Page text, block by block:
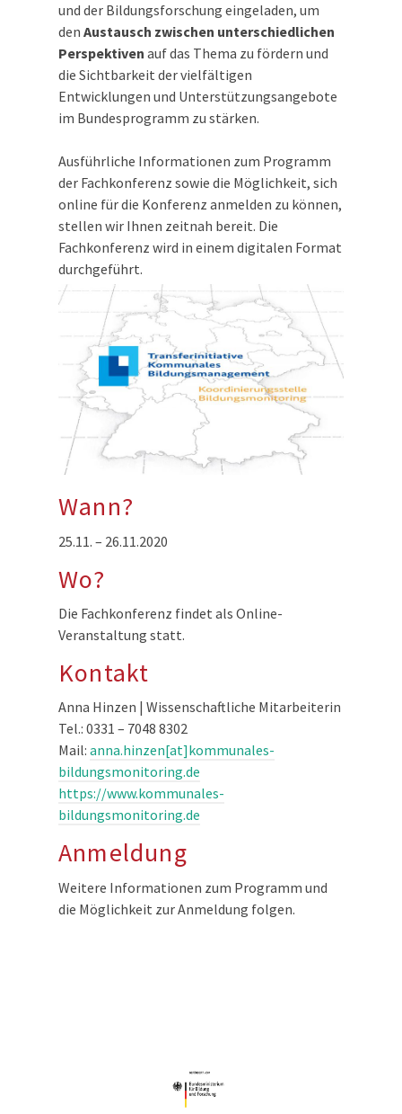
und der Bildungsforschung eingeladen, um
den Austausch zwischen unterschiedlichen
Perspektiven auf das Thema zu fördern und
die Sichtbarkeit der vielfältigen
Entwicklungen und Unterstützungsangebote
im Bundesprogramm zu stärken.
Ausführliche Informationen zum Programm
der Fachkonferenz sowie die Möglichkeit, sich
online für die Konferenz anmelden zu können,
stellen wir Ihnen zeitnah bereit. Die
Fachkonferenz wird in einem digitalen Format
durchgeführt.
Wann?
25.11. – 26.11.2020
Wo?
Die Fachkonferenz findet als Online-
Veranstaltung statt.
Kontakt
Anna Hinzen | Wissenschaftliche Mitarbeiterin
Tel.: 0331 – 7048 8302
Mail: anna.hinzen[at]kommunales-
bildungsmonitoring.de
https://www.kommunales-
bildungsmonitoring.de
Anmeldung
Weitere Informationen zum Programm und
die Möglichkeit zur Anmeldung folgen.